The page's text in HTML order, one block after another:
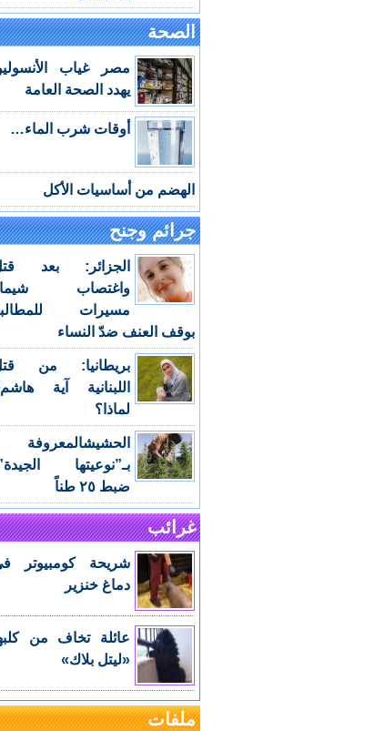
الصحة
مصر غياب
يهدد الصحة العامة
أوقات شرب الماء…
الهضم من أساسيات الأكل
جرائم وجنح
الجزائر: بعد
واغتصاب
مسيرات
بوقف العنف ضدّ النساء
بريطانيا: من
اللبنانية آية
لماذا؟
الحشيشالمعروفة
بـ”نوعيتها
ضبط ٢٥ طناً
غرائب
شريحة كومبيوتر
دماغ خنزير
عائلة تخاف من
«ليتل بلاك»
ملفات